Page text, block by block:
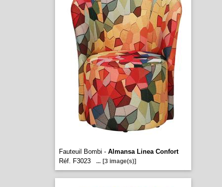
Fauteuil Bombi - Almansa Linea Confort
Réf. F3023
... [3 image(s)]